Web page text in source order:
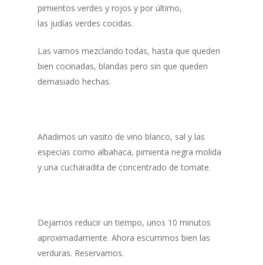
pimientos verdes y rojos y por último,
las judías verdes cocidas.
Las vamos mezclando todas, hasta que queden
bien cocinadas, blandas pero sin que queden
demasiado hechas.
Añadimos un vasito de vino blanco, sal y las
especias como albahaca, pimienta negra molida
y una cucharadita de concentrado de tomate.
Dejamos reducir un tiempo, unos 10 minutos
aproximadamente. Ahora escurrimos bien las
verduras. Reservamos.